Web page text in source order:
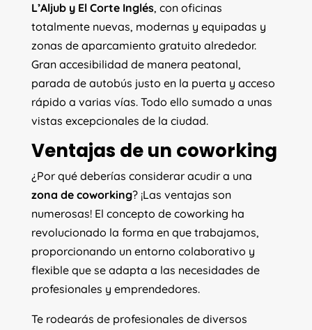
L’Aljub y El Corte Inglés, con oficinas
totalmente nuevas, modernas y equipadas y
zonas de aparcamiento gratuito alrededor.
Gran accesibilidad de manera peatonal,
parada de autobús justo en la puerta y acceso
rápido a varias vías. Todo ello sumado a unas
vistas excepcionales de la ciudad.
Ventajas de un coworking
¿Por qué deberías considerar acudir a una
zona de coworking? ¡Las ventajas son
numerosas! El concepto de coworking ha
revolucionado la forma en que trabajamos,
proporcionando un entorno colaborativo y
flexible que se adapta a las necesidades de
profesionales y emprendedores.
Te rodearás de profesionales de diversos